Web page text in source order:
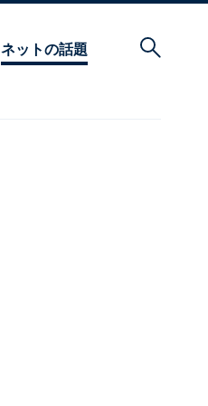
ネットの話題